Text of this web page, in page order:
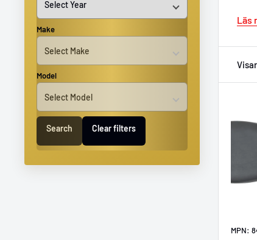
Make
Model
Search Clear filters
Läs
MPN: